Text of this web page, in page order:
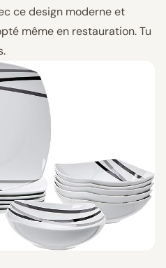
ce design moderne et
même en restauration. Tu